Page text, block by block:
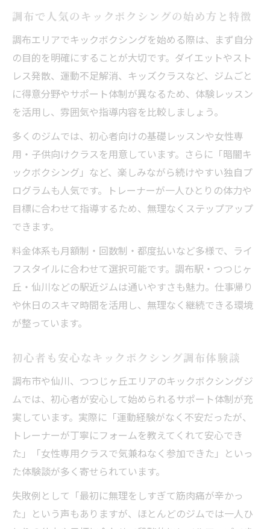
暗闇キックボクシングで楽しく続くダイエ
ット
調布のキックボクシング初心者サポート体
制
週何回通えば効く？キックボクシング継続のコ
ツ
キックボクシングは週何回で効果が出るの
か
無理なく続けるキックボクシング頻度の決
め方
調布で通いやすいキックボクシングの選び
継続しやすいキックボクシングの工夫とコ
ツ
キックボクシングの効果を早く実感する通
い方
料金や効果を徹底比較した調布エリア選び
比較
月会費制キックボクシングの選び方と注意
点
調布エリアのキックボクシング体験料金ま
とめ
料金設定から選ぶキックボクシングジムの
魅力
費用対効果で選ぶ調布キックボクシングの
選択肢
調布で人気のキックボクシングの始め方と特徴
調布エリアでキックボクシングを始める際は、まず自分
の目的を明確にすることが大切です。ダイエットやスト
レス発散、運動不足解消、キッズクラスなど、ジムごと
に得意分野やサポート体制が異なるため、体験レッスン
を活用し、雰囲気や指導内容を比較しましょう。
多くのジムでは、初心者向けの基礎レッスンや女性専
用・子供向けクラスを用意しています。さらに「暗闇キ
ックボクシング」など、楽しみながら続けやすい独自プ
ログラムも人気です。トレーナーが一人ひとりの体力や
目標に合わせて指導するため、無理なくステップアップ
できます。
料金体系も月額制・回数制・都度払いなど多様で、ライ
フスタイルに合わせて選択可能です。調布駅・つつじヶ
丘・仙川などの駅近ジムは通いやすさも魅力。仕事帰り
や休日のスキマ時間を活用し、無理なく継続できる環境
が整っています。
初心者も安心なキックボクシング調布体験談
調布市や仙川、つつじヶ丘エリアのキックボクシングジ
ムでは、初心者が安心して始められるサポート体制が充
実しています。実際に「運動経験がなく不安だったが、
トレーナーが丁寧にフォームを教えてくれて安心でき
た」「女性専用クラスで気兼ねなく参加できた」といっ
た体験談が多く寄せられています。
失敗例として「最初に無理をしすぎて筋肉痛が辛かっ
た」という声もありますが、ほとんどのジムでは一人ひ